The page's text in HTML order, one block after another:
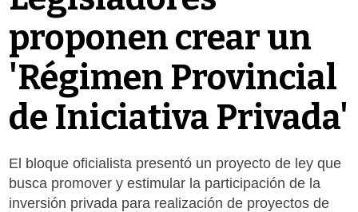
proponen crear un
'Régimen Provincial
de Iniciativa Privada'
El bloque oficialista presentó un proyecto de ley que
busca promover y estimular la participación de la
inversión privada para realización de proyectos de